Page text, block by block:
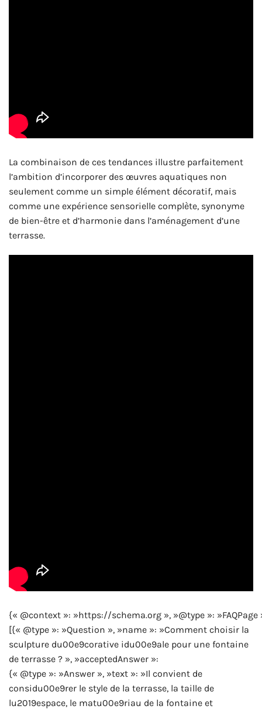
La combinaison de ces tendances illustre parfaitement
l’ambition d’incorporer des œuvres aquatiques non
seulement comme un simple élément décoratif, mais
comme une expérience sensorielle complète, synonyme
de bien-être et d’harmonie dans l’aménagement d’une
terrasse.
{« @context »: »https://schema.org », »@type »:
[{« @type »: »Question », »name »: »Comment choisir la
sculpture du00e9corative idu00e9ale pour une fontaine
de terrasse ? », »acceptedAnswer »:
{« @type »: »Answer », »text »: »Il convient de
considu00e9rer le style de la terrasse, la taille de
lu2019espace, le matu00e9riau de la fontaine et